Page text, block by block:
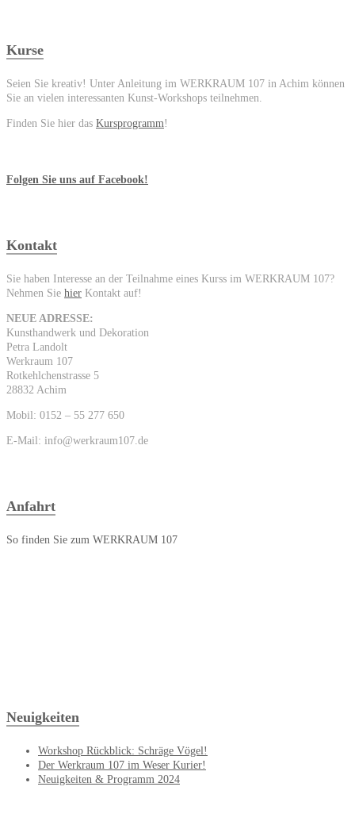
Kurse
Seien Sie kreativ! Unter Anleitung im WERKRAUM 107 in Achim können
Sie an vielen interessanten Kunst-Workshops teilnehmen.
Finden Sie hier das Kursprogramm!
Folgen Sie uns auf Facebook!
Kontakt
Sie haben Interesse an der Teilnahme eines Kurss im WERKRAUM 107?
Nehmen Sie hier Kontakt auf!
NEUE ADRESSE:
Kunsthandwerk und Dekoration
Petra Landolt
Werkraum 107
Rotkehlchenstrasse 5
28832 Achim
Mobil: 0152 – 55 277 650
E-Mail: info@werkraum107.de
Anfahrt
So finden Sie zum WERKRAUM 107
Neuigkeiten
Workshop Rückblick: Schräge Vögel!
Der Werkraum 107 im Weser Kurier!
Neuigkeiten & Programm 2024